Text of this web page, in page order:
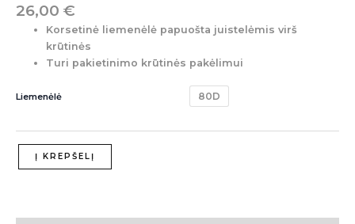
26,00 €
Korsetinė liemenėlė papuošta juistelėmis virš
krūtinės
Turi pakietinimo krūtinės pakėlimui
Liemenėlė 80D
Į KREPŠELĮ